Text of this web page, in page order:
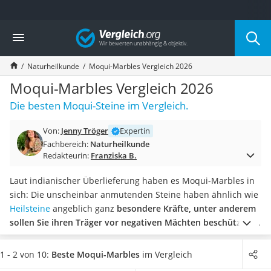
Die beliebtesten Vergleiche nach Kategorie
Drogerie
Inhalator
Haarschneider
Rollator
Braun Rasierer
Katzenklappe (Chip)
Masturbator
Massagepistole
Reisehaartrockner
Eiweißpulver
Magnesiumpräparat
Katzenklappe
Nackenmassagegerät
Zeckenschutz Katze
Vergleich
Naturheilkunde Moqui-Marbles Vergleich 2026
Moqui-Marbles Vergleich 2026
Die besten Moqui-Steine im Vergleich.
Von: Jenny Tröger
Expertin
Fachbereich: Naturheilkunde
Redakteurin: Franziska B.
Laut indianischer Überlieferung haben es Moqui-Marbles in
sich: Die unscheinbar anmutenden Steine haben ähnlich wie
Heilsteine angeblich ganz besondere Kräfte, unter anderem
sollen Sie ihren Träger vor negativen Mächten beschützen
Die Steine aus Nordamerika treten laut diverser Online-Tests
immer paarweise auf, bei denen es sich um einen weiblichen
1 - 2 von 10: Beste Moqui-Marbles im Vergleich